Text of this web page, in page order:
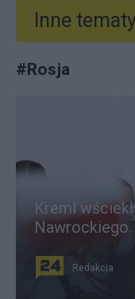
Inne
#Rosja
Kreml
Nawrockiego.
Redakcja